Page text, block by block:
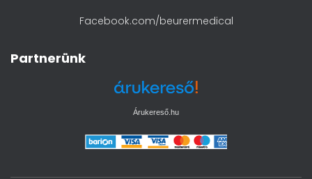
Facebook.com/beurermedical
Partnerünk
Árukereső.hu